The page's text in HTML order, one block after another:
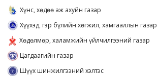
Хүнс, хөдөө аж ахуйн газар
Хүүхэд, гэр бүлийн хөгжил, хамгааллын газар
Хөдөлмөр, халамжийн үйлчилгээний газар
Цагдаагийн газар
Шүүх шинжилгээний хэлтэс